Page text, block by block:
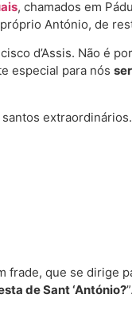
, chamados em
António, de
d’Assis. Não é
especial para nós
extraordinários.
frade, que se dirige
de Sant ‘António?”.